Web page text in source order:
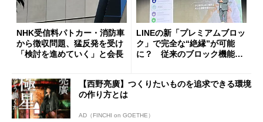
NHK受信料パトカー・消防車
から徴収問題、猛反発を受け
「検討を進めていく」と会長
LINEの新「プレミアムブロッ
ク」で完全な“絶縁”が可能
に？ 従来のブロック機能と
【西野亮廣】つくりたいものを追求できる環境
の作り方とは
AD（FINCHI on GOETHE）